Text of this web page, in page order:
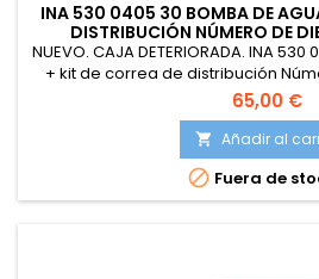
INA 530 0405 30 BOMBA DE
DISTRIBUCIÓN NÚMERO DE
NUEVO. CAJA DETERIORADA. INA
+ kit de correa de distribución
mm con junta Compatible con VW
TOURAN 1T1, 1T2 Passat B6 Variant
65,00 €
 Añadir al
 Fuera de